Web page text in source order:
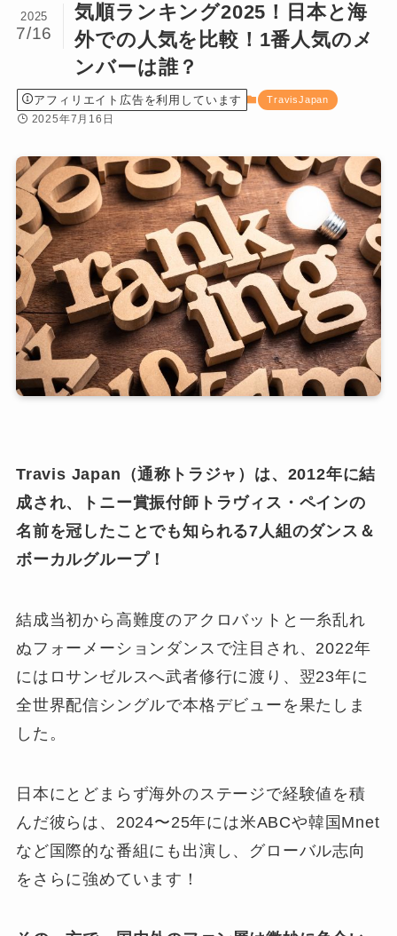
気順ランキング2025！日本と海
外での人気を比較！1番人気のメ
ンバーは誰？
2025
7/16
アフィリエイト広告を利用しています TravisJapan
2025年7月16日
Travis Japan（通称トラジャ）は、2012年に結
成され、トニー賞振付師トラヴィス・ペインの
名前を冠したことでも知られる7人組のダンス＆
ボーカルグループ！
結成当初から高難度のアクロバットと一糸乱れ
ぬフォーメーションダンスで注目され、2022年
にはロサンゼルスへ武者修行に渡り、翌23年に
全世界配信シングルで本格デビューを果たしま
した。
日本にとどまらず海外のステージで経験値を積
んだ彼らは、2024〜25年には米ABCや韓国Mnet
など国際的な番組にも出演し、グローバル志向
をさらに強めています！